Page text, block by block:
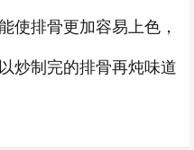
使排骨更加容易上色，
炒制完的排骨再炖味道